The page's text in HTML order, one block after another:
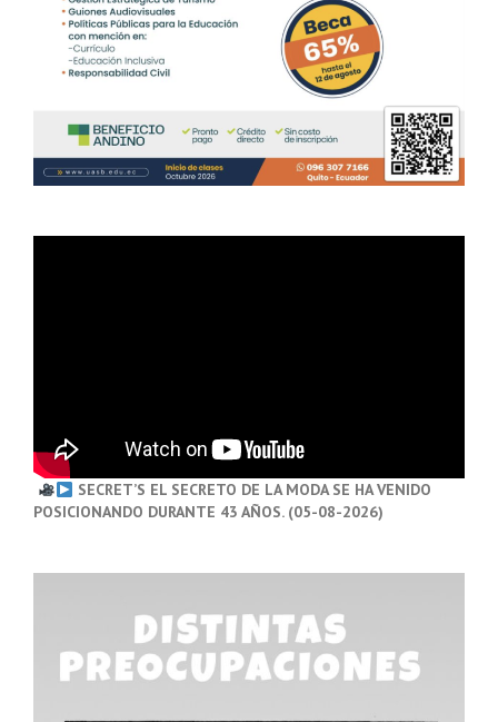
SECRET’S EL SECRETO DE LA MODA SE HA VENIDO
POSICIONANDO DURANTE 43 AÑOS. (05-08-2026)